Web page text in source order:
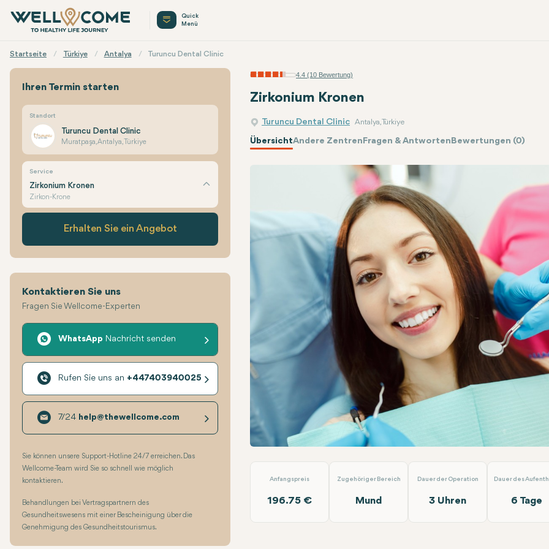
Quick
Menü
Startseite Türkiye Antalya Turuncu Dental Clinic
4.4 (10 Bewertung)
Zirkonium Kronen
Turuncu Dental Clinic Antalya, Türkiye
ÜbersichtAndere ZentrenFragen & AntwortenBewertungen (0)
Anfangspreis
196.75 €
Zugehöriger Bereich
Mund
Dauer der Operation
3 Uhren
Dauer des
6 Tage
Ihren Termin starten
Standort
Turuncu Dental Clinic
Muratpaşa, Antalya, Türkiye
Service
Zirkonium Kronen
Zirkon-Krone
Erhalten Sie ein Angebot
Kontaktieren Sie uns
Fragen Sie Wellcome-Experten
WhatsApp Nachricht senden
Rufen Sie uns an +447403940025
7/24 help@thewellcome.com
Sie können unsere Support-Hotline 24/7 erreichen. Das
Wellcome-Team wird Sie so schnell wie möglich
kontaktieren.
Behandlungen bei Vertragspartnern des
Gesundheitswesens mit einer Bescheinigung über die
Genehmigung des Gesundheitstourismus.